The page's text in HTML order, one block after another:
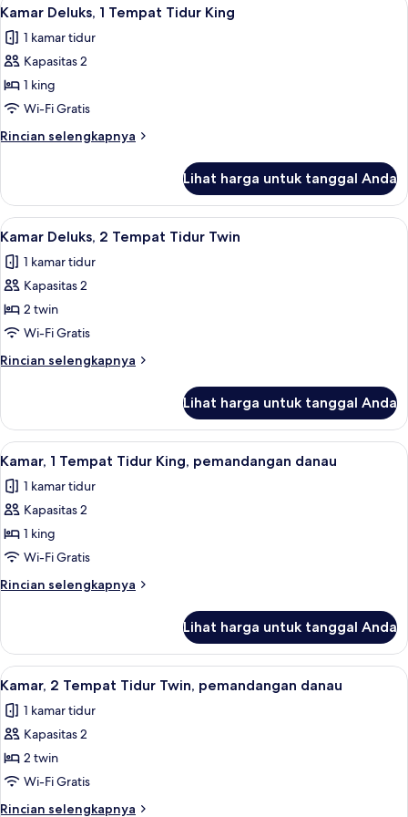
kamar
balkon
semua
foto
untuk
Kamar
Deluks,
1
Tempat
King
2
Kamar Deluks, 1 Tempat Tidur King
1 kamar tidur
Kapasitas 2
1 king
Wi-Fi Gratis
Rincian selengkapnya
Rincian
Kamar
Deluks,
1
Tidur
King
Lihat harga untuk tanggal Anda
Lihat
semua
foto
untuk
Kamar
Deluks,
2
Tempat
Twin
Seprai premium, minibar, brankas,
3
Kamar Deluks, 2 Tempat Tidur Twin
1 kamar tidur
Kapasitas 2
2 twin
Wi-Fi Gratis
Rincian selengkapnya
Rincian
Kamar
Deluks,
2
Tidur
Twin
Lihat harga untuk tanggal Anda
Lihat
semua
foto
untuk
Kamar,
1
Tempat
Tidur
pemandangan
danau
Seprai premium, minibar, brankas,
1
Kamar, 1 Tempat Tidur King, pemandangan danau
1 kamar tidur
Kapasitas 2
1 king
Wi-Fi Gratis
Rincian selengkapnya
Rincian
Kamar,
Tempat
King,
pemandangan
Lihat harga untuk tanggal Anda
Lihat
semua
foto
untuk
Kamar,
2
Tempat
Seprai premium, minibar, brankas,
1
Kamar, 2 Tempat Tidur Twin, pemandangan danau
1 kamar tidur
Kapasitas 2
2 twin
Wi-Fi Gratis
Rincian selengkapnya
Rincian